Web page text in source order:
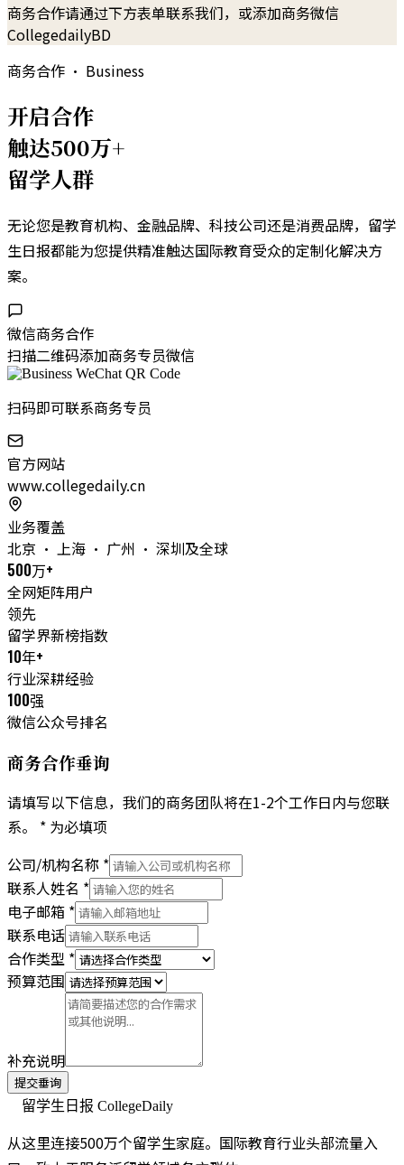
商务合作请通过下方表单联系我们，或添加商务微信
CollegedailyBD
商务合作 · Business
开启合作
触达500万+
留学人群
无论您是教育机构、金融品牌、科技公司还是消费品牌，留学
生日报都能为您提供精准触达国际教育受众的定制化解决方
案。
微信商务合作
扫描二维码添加商务专员微信
扫码即可联系商务专员
官方网站
www.collegedaily.cn
业务覆盖
北京 · 上海 · 广州 · 深圳及全球
500万+
全网矩阵用户
领先
留学界新榜指数
10年+
行业深耕经验
100强
微信公众号排名
商务合作垂询
请填写以下信息，我们的商务团队将在1-2个工作日内与您联
系。
* 为必填项
公司/机构名称 *
联系人姓名 *
电子邮箱 *
联系电话
合作类型 *
预算范围
补充说明
提交垂询
从这里连接500万个留学生家庭。国际教育行业头部流量入